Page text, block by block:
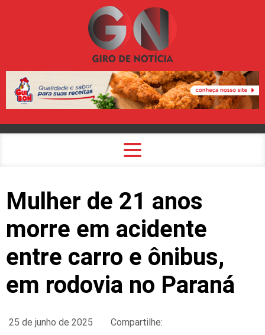
Mulher de 21 anos
morre em acidente
entre carro e ônibus,
em rodovia no Paraná
25 de junho de 2025 Compartilhe: